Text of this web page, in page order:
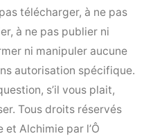
télécharger, à ne pas
à ne pas publier ni
ni manipuler aucune
autorisation spécifique.
s’il vous plait,
Tous droits réservés
et Alchimie par l’Ô